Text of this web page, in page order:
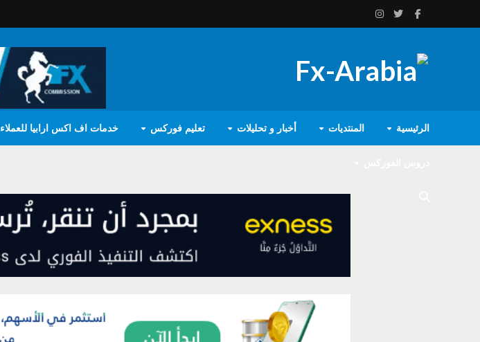
الرئيسية المنتديات أخبار و تحليلات تعليم فوركس خدمات اف اكس ارابيا للعملاء